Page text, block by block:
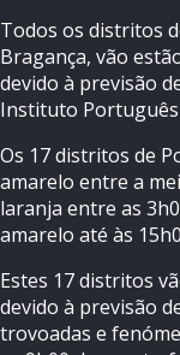
Todos os distritos
Bragança, vão
devido à previsão
Instituto Português
Os 17 distritos de
amarelo entre a
laranja entre as
amarelo até às
Estes 17 distritos
devido à previsão
trovoadas e